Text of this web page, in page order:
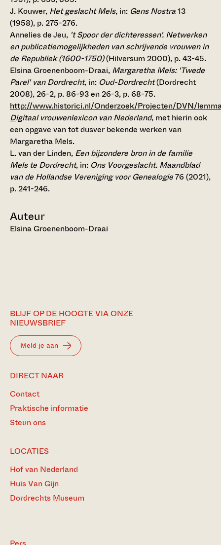
J. Kouwer, Het geslacht Mels, in: Gens Nostra13
(1958), p. 275-276.
Annelies de Jeu, 't Spoor der dichteressen'. Netwerken
en publicatiemogelijkheden van schrijvende vrouwen in
de Republiek (1600-1750)(Hilversum 2000), p. 43-45.
Elsina Groenenboom-Draai, Margaretha Mels: 'Twede
Parel' van Dordrecht, in: Oud-Dordrecht(Dordrecht
2008), 26-2, p. 86-93 en 26-3, p. 68-75.
http://www.historici.nl/Onderzoek/Projecten/DVN/
Digitaal vrouwenlexicon van Nederland, met hierin ook
een opgave van tot dusver bekende werken van
Margaretha Mels.
L. van der Linden, Een bijzondere bron in de familie
Mels te Dordrecht, in: Ons Voorgeslacht. Maandblad
van de Hollandse Vereniging voor Genealogie76 (2021),
p. 241-246.
Auteur
Elsina Groenenboom-Draai
BLIJF OP DE HOOGTE VIA ONZE
NIEUWSBRIEF
Meld je aan
DIRECT NAAR
Contact
Praktische informatie
Steun ons
LOCATIES
Hof van Nederland
Huis Van Gijn
Dordrechts Museum